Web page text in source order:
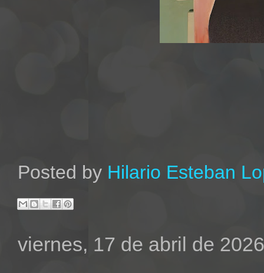
Posted by Hilario Esteban
viernes, 17 de abril de 2026